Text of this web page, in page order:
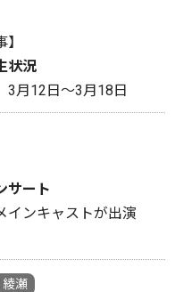
状況
月12日〜3月18日
サート
インキャストが出演
綾瀬